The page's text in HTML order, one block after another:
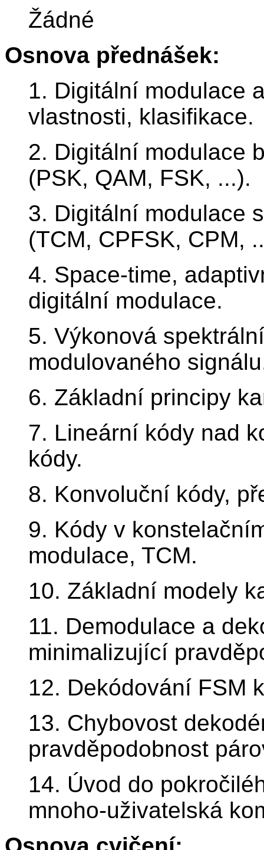
Žádné
Osnova přednášek:
1. Digitální modulace
vlastnosti, klasifikace.
2. Digitální modulace
(PSK, QAM, FSK, ...).
3. Digitální modulace
(TCM, CPFSK, CPM,
4. Space-time,
digitální modulace.
5. Výkonová
modulovaného
6. Základní principy
7. Lineární kódy nad
kódy.
8. Konvoluční kódy,
9. Kódy v
modulace, TCM.
10. Základní modely
11. Demodulace a
minimalizující
12. Dekódování FSM
13. Chybovost
pravděpodobnost
14. Úvod do
mnoho-uživatelská